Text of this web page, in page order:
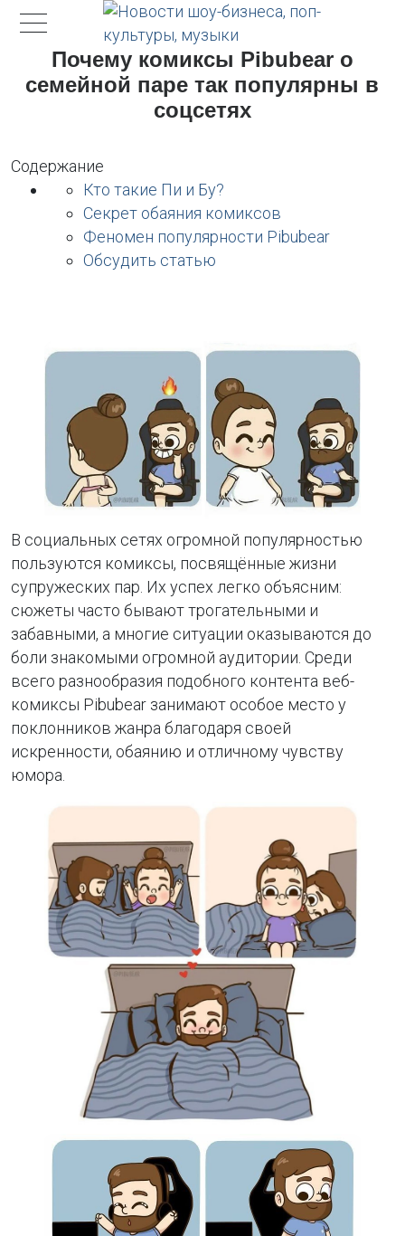
Почему комиксы Pibubear о
семейной паре так популярны в
соцсетях
Содержание
Кто такие Пи и Бу?
Секрет обаяния комиксов
Феномен популярности Pibubear
Обсудить статью
В социальных сетях огромной популярностью
пользуются комиксы, посвящённые жизни
супружеских пар. Их успех легко объясним:
сюжеты часто бывают трогательными и
забавными, а многие ситуации оказываются до
боли знакомыми огромной аудитории. Среди
всего разнообразия подобного контента веб-
комиксы Pibubear занимают особое место у
поклонников жанра благодаря своей
искренности, обаянию и отличному чувству
юмора.